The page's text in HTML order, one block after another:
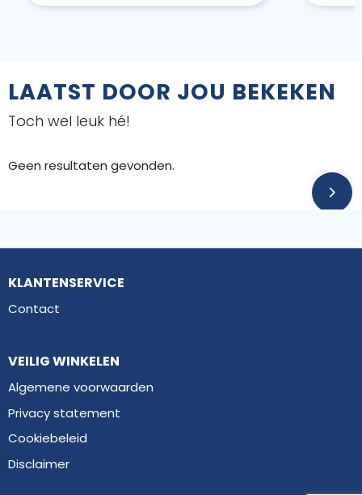
LAATST DOOR JOU BEKEKEN
Toch wel leuk hé!
Geen resultaten gevonden.
KLANTENSERVICE
Contact
VEILIG WINKELEN
Algemene voorwaarden
Privacy statement
Cookiebeleid
Disclaimer